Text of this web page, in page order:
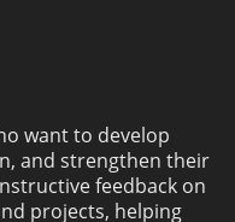
want to develop
and strengthen their
feedback on
projects, helping